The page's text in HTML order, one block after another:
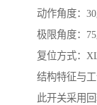
动作角度：
极限角度：
复位方式：
结构特征与
此开关采用